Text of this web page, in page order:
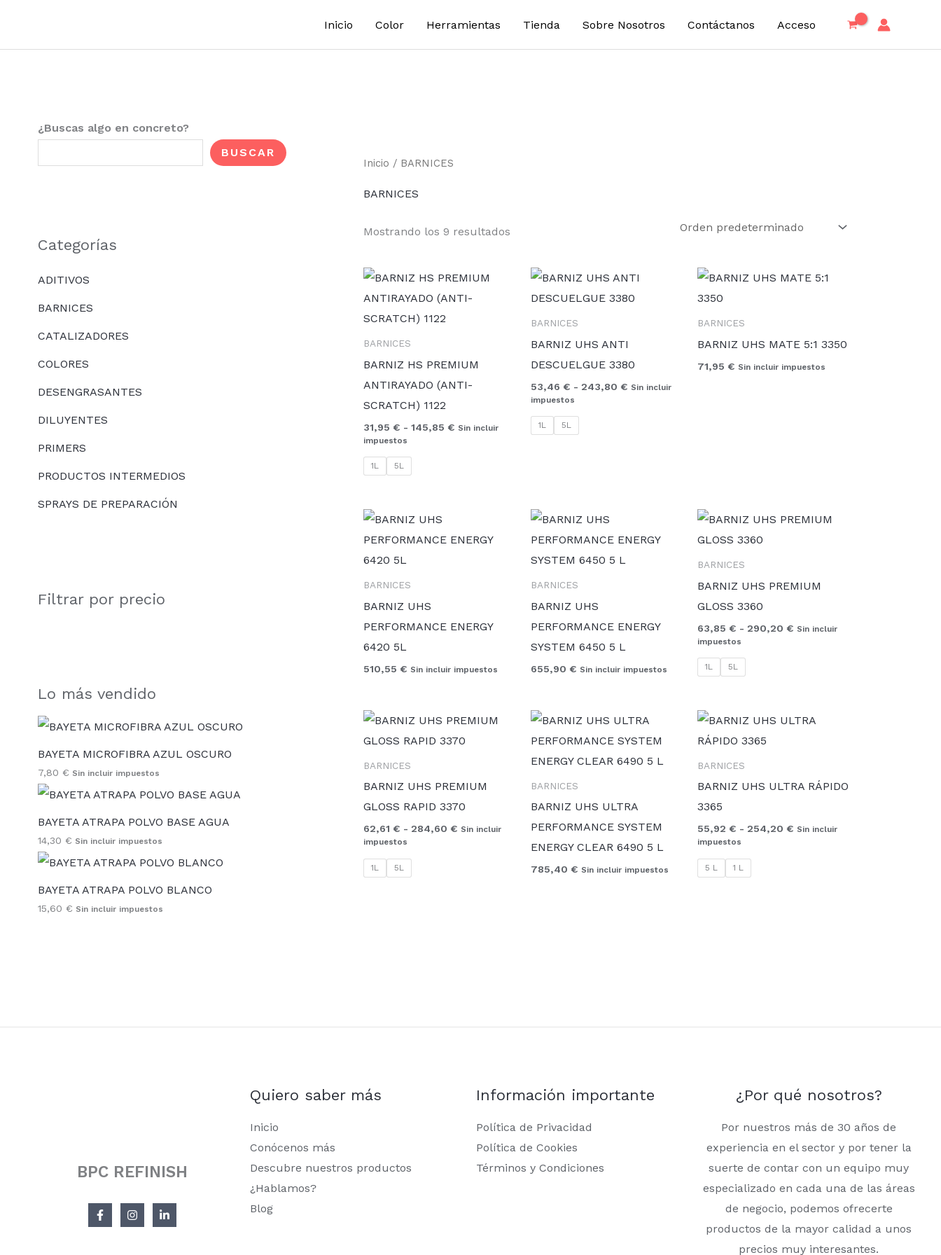
contenido
Inicio Color Herramientas Tienda Sobre Nosotros Contáctanos Acceso
¿Buscas algo en concreto?
BUSCAR
Categorías
ADITIVOS
BARNICES
CATALIZADORES
COLORES
DESENGRASANTES
DILUYENTES
PRIMERS
PRODUCTOS INTERMEDIOS
SPRAYS DE PREPARACIÓN
Filtrar por precio
Lo más vendido
BAYETA MICROFIBRA AZUL OSCURO
7,80 € Sin incluir impuestos
BAYETA ATRAPA POLVO BASE AGUA
14,30 € Sin incluir impuestos
BAYETA ATRAPA POLVO BLANCO
15,60 € Sin incluir impuestos
Inicio / BARNICES
BARNICES
Mostrando los 9 resultados
BARNICES
BARNIZ HS PREMIUM
ANTIRAYADO (ANTI-
SCRATCH) 1122
31,95 € - 145,85 €
Rango
precios:
Sin incluir
impuestos
1L 5L
BARNICES
BARNIZ UHS ANTI
DESCUELGUE 3380
53,46 € - 243,80 €
Rango
precios:
243,80 €
Sin incluir
impuestos
1L 5L
BARNICES
BARNIZ UHS MATE 5:1 3350
71,95 € Sin incluir impuestos
BARNICES
BARNIZ UHS
PERFORMANCE ENERGY
6420 5L
510,55 € Sin incluir impuestos
BARNICES
BARNIZ UHS
PERFORMANCE ENERGY
SYSTEM 6450 5 L
655,90 € Sin incluir impuestos
BARNICES
BARNIZ UHS PREMIUM
GLOSS 3360
63,85 € - 290,20 €
Rango
290,20 €
Sin incluir
impuestos
1L 5L
BARNICES
BARNIZ UHS PREMIUM
GLOSS RAPID 3370
62,61 € - 284,60 €
Rango
precios:
284,60 €
Sin incluir
impuestos
1L 5L
BARNICES
BARNIZ UHS ULTRA
PERFORMANCE SYSTEM
ENERGY CLEAR 6490 5 L
785,40 € Sin incluir impuestos
BARNICES
BARNIZ UHS ULTRA RÁPIDO
3365
55,92 € - 254,20 €
Rango
hasta
254,20 €
Sin incluir
impuestos
5 L 1 L
BPC REFINISH
Quiero saber más
Inicio
Conócenos más
Descubre nuestros productos
¿Hablamos?
Blog
Información importante
Política de Privacidad
Política de Cookies
Términos y Condiciones
¿Por qué nosotros?
Por nuestros más de 30 años de
experiencia en el sector y por tener la
suerte de contar con un equipo muy
especializado en cada una de las áreas
de negocio, podemos ofrecerte
productos de la mayor calidad a unos
precios muy interesantes.